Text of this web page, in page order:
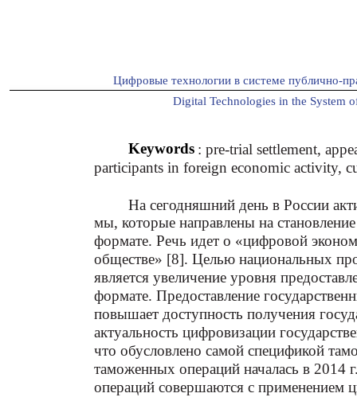
Цифровые технологии в системе публично-
Digital Technologies in the System
Keywords : pre-trial settlement,
participants in foreign economic activity,
На сегодняшний день в России
мы, которые направлены на
формате. Речь идет о «цифровой
обществе» [8]. Целью национальных
является увеличение уровня
формате. Предоставление
повышает доступность получения
актуальность цифровизации
что обусловлено самой спецификой
таможенных операций началась в 2014
операций совершаются с применением